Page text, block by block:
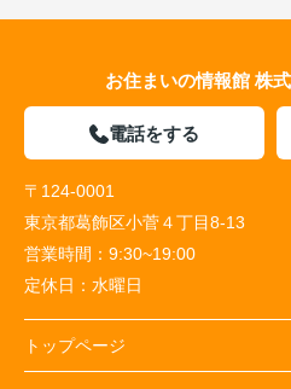
お住まいの情報館 株
電話をする
〒124-0001
東京都葛飾区小菅４丁目8-13
営業時間： 9:30~19:00
定休日： 水曜日
トップページ